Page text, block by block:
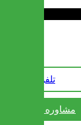
تلفن فروش
مشاوره واتس آپ